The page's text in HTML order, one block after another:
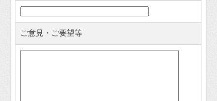
ご意見・ご要望等